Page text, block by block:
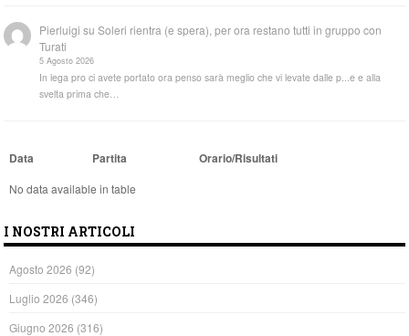
Pierluigi suSoleri rientra (e spera), per ora restano tutti in gruppo con
Turati
5 Agosto 2026
In lega pro ci avete portato ora penso sarà meglio che vi levate dalle p...e e alla
svelta prima che…
Data Partita Orario/Risultati
No data available in table
I NOSTRI ARTICOLI
Agosto 2026 (92)
Luglio 2026 (346)
Giugno 2026 (316)